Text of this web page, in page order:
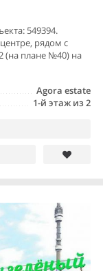
549394.
рядом с
плане №40) на
Agora estate
1-й этаж из 2